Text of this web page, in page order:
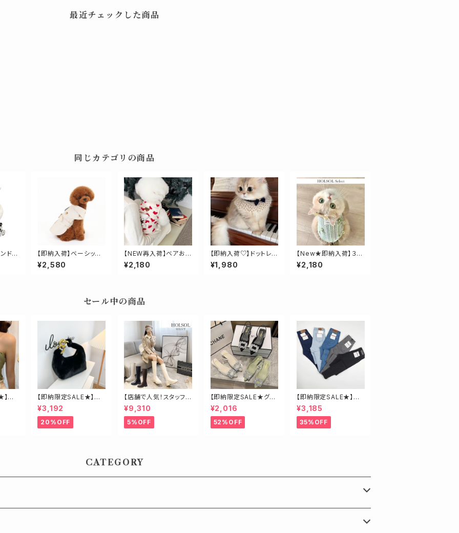
最近チェックした商品
同じカテゴリの商品
ドッ
【即納入荷】ベーシック
トレンチコート
¥2,580
【NEW再入荷】ベアおん
ぶハートベスト
¥2,180
【即納入荷♡】ドットレス
ケープ
¥1,980
【New★即納入荷】３カ
ラーレーシーリボントッ
プス
¥2,180
セール中の商品
ク
【即納限定SALE★】エ
コファービッグチェーン
バッグ
¥3,192
20%OFF
【店舗で人気！スタッフも
オススメ】ゴールド金具
ロングブーツ
¥9,310
5%OFF
【即納限定SALE★グリ
ーン23.5】ビジューミュ
ール
¥2,016
52%OFF
【即納限定SALE★】超
ストレッチ！ハイウエスト
スキニーデニム 細身
さんにオススメ♡
¥3,185
35%OFF
CATEGORY